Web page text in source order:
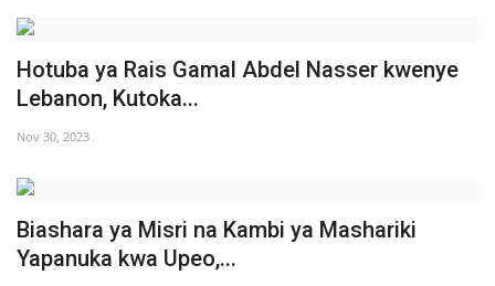
Hotuba ya Rais Gamal Abdel Nasser kwenye
Lebanon, Kutoka...
Nov 30, 2023
Biashara ya Misri na Kambi ya Mashariki
Yapanuka kwa Upeo,...